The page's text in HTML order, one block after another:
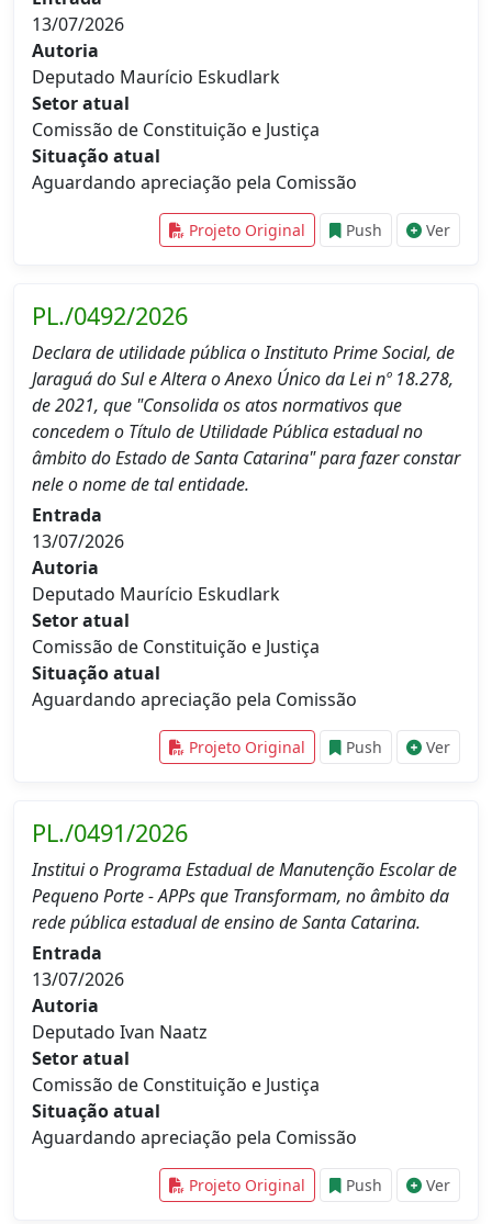
13/07/2026
Autoria
Deputado Maurício Eskudlark
Setor atual
Comissão de Constituição e Justiça
Situação atual
Aguardando apreciação pela Comissão
Projeto Original Push Ver
PL./0492/2026
Declara de utilidade pública o Instituto Prime Social, de
Jaraguá do Sul e Altera o Anexo Único da Lei nº 18.278,
de 2021, que "Consolida os atos normativos que
concedem o Título de Utilidade Pública estadual no
âmbito do Estado de Santa Catarina" para fazer constar
nele o nome de tal entidade.
Entrada
13/07/2026
Autoria
Deputado Maurício Eskudlark
Setor atual
Comissão de Constituição e Justiça
Situação atual
Aguardando apreciação pela Comissão
Projeto Original Push Ver
PL./0491/2026
Institui o Programa Estadual de Manutenção Escolar de
Pequeno Porte - APPs que Transformam, no âmbito da
rede pública estadual de ensino de Santa Catarina.
Entrada
13/07/2026
Autoria
Deputado Ivan Naatz
Setor atual
Comissão de Constituição e Justiça
Situação atual
Aguardando apreciação pela Comissão
Projeto Original Push Ver